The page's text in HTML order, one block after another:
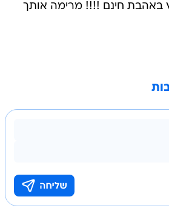
באהבת חינם !!!! מרימה אותך